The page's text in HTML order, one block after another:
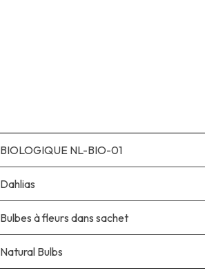
BIOLOGIQUE NL-BIO-01
Dahlias
Bulbes à fleurs dans sachet
Natural Bulbs